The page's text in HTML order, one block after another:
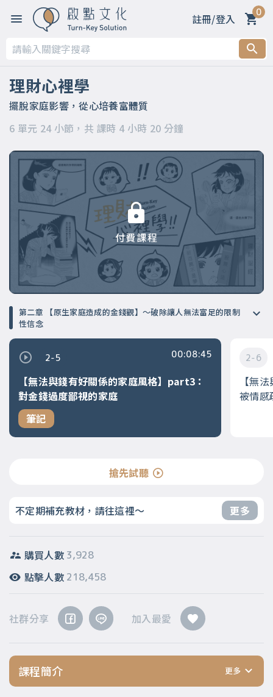
註冊/登入 0
理財心裡學
擺脫家庭影響，從心培養富體質
6 單元 24 小節，共 課時 4 小時 20 分鐘
付費課程
第一章 你適合上這門課嗎？
第二章 【原生家庭造成的金錢觀】～破除讓人無法富足的限制
性信念
第三章 【正確設立目標】～相信自己值得，財富就會跟隨你
月薪水
第五章 健康用錢習慣
第六章 與錢同行～
第二章 【原生家庭造成的金錢觀】～破除讓人無法富足的限制
性信念
2-5
【無法與錢有好關係的家庭風格】part3：
對金錢過度鄙視的家庭
筆記
00:08:45 2-6
【無
被情感
搶先試聽
不定期補充教材，請往這裡～ 更多
購買人數 3,928
點擊人數 218,458
社群分享 加入最愛
課程簡介